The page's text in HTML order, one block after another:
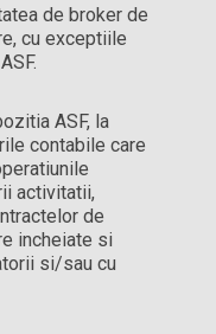
de broker de
cu exceptiile
ASF, la
contabile care
activitatii,
de
incheiate si
si/sau cu